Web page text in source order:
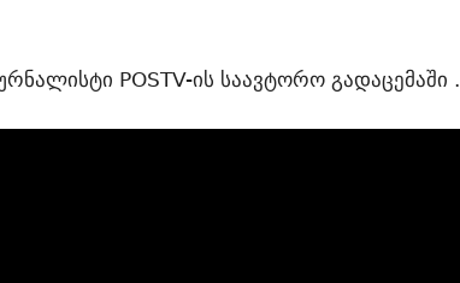
POSTV-ის საავტორო გადაცემაში .